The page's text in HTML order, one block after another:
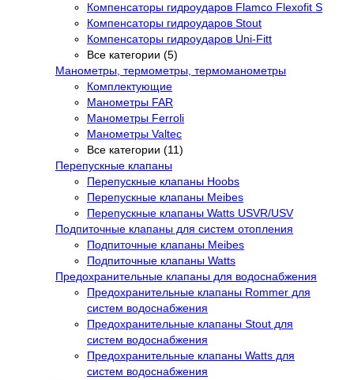
Компенсаторы гидроударов Flamco Flexofit S
Компенсаторы гидроударов Stout
Компенсаторы гидроударов Uni-Fitt
Все категории (5)
Манометры, термометры, термоманометры
Комплектующие
Манометры FAR
Манометры Ferroli
Манометры Valtec
Все категории (11)
Перепускные клапаны
Перепускные клапаны Hoobs
Перепускные клапаны Meibes
Перепускные клапаны Watts USVR/USV
Подпиточные клапаны для систем отопления
Подпиточные клапаны Meibes
Подпиточные клапаны Watts
Предохранительные клапаны для водоснабжения
Предохранительные клапаны Rommer для
систем водоснабжения
Предохранительные клапаны Stout для
систем водоснабжения
Предохранительные клапаны Watts для
систем водоснабжения